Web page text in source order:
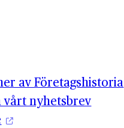
av Företagshistoria
nyhetsbrev